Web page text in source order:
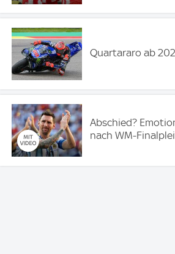
Quartararo ab
Abschied?
nach WM-